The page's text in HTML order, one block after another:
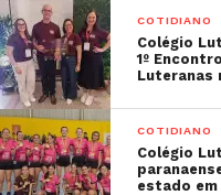
COTIDIANO
Colégio
1º
Luteranas
COTIDIANO
Colégio
estado